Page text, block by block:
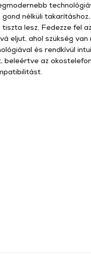
nélküli
lesz. Fedezze fel
eljut, ahol szükség van
és rendkívül
beleértve az